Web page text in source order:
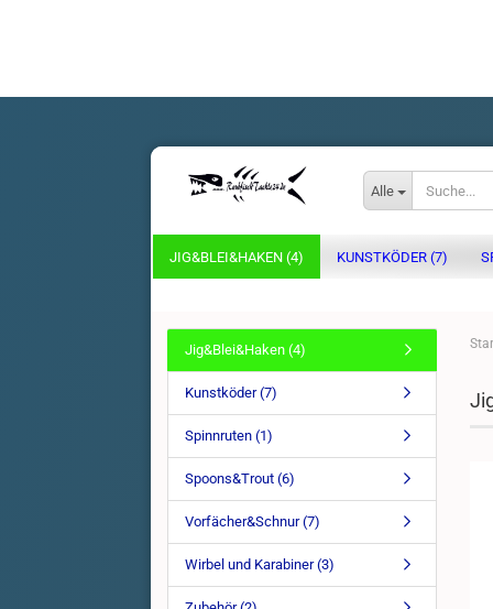
Alle
JIG&BLEI&HAKEN (4) KUNSTKÖDER (7)
Jig&Blei&Haken (4)
Kunstköder (7)
Spinnruten (1)
Spoons&Trout (6)
Vorfächer&Schnur (7)
Wirbel und Karabiner (3)